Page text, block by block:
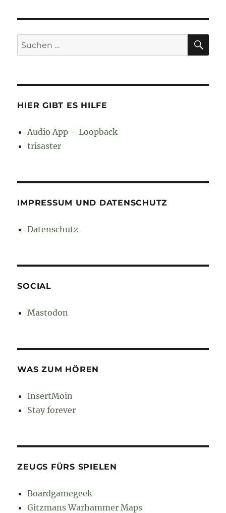
Suchen
nach:
HIER GIBT ES HILFE
Audio App – Loopback
trisaster
IMPRESSUM UND DATENSCHUTZ
Datenschutz
SOCIAL
Mastodon
WAS ZUM HÖREN
InsertMoin
Stay forever
ZEUGS FÜRS SPIELEN
Boardgamegeek
Gitzmans Warhammer Maps